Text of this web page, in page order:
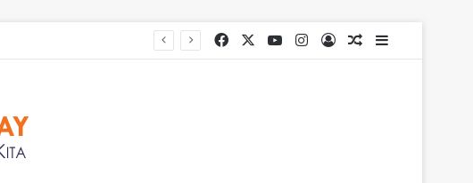
FacebookYouTubeInstagram
Log InRandom Article
Sidebar